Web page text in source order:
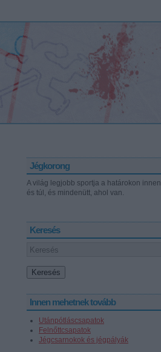
Jégkorong
A világ legjobb sportja a határokon innen
és túl, és mindenütt, ahol van.
Keresés
Innen mehetnek tovább
Utánpótláscsapatok
Felnőttcsapatok
Jégcsarnokok és jégpályák